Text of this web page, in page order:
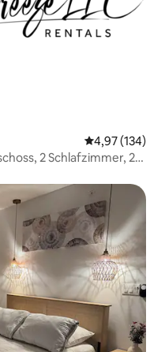
4,97 (134)